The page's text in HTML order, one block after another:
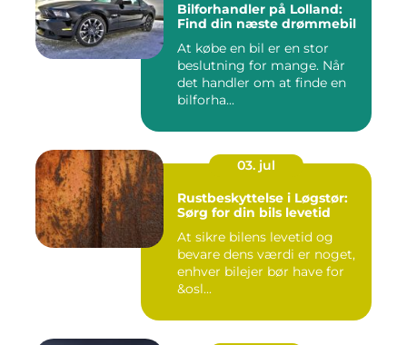
Bilforhandler på Lolland:
Find din næste drømmebil
At købe en bil er en stor
beslutning for mange. Når
det handler om at finde en
bilforha...
03. jul
Rustbeskyttelse i Løgstør:
Sørg for din bils levetid
At sikre bilens levetid og
bevare dens værdi er noget,
enhver bilejer bør have for
&osl...